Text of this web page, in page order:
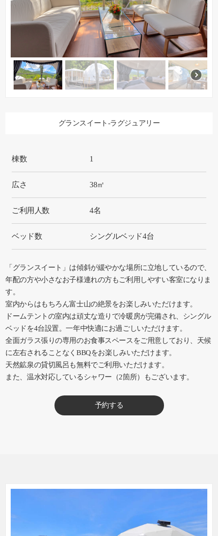
グランスイート-ラグジュアリー
棟数 1
広さ 38㎡
ご利用人数 4名
ベッド数 シングルベッド4台
「グランスイート」は傾斜が緩やかな場所に立地しているので、
年配の方や小さなお子様連れの方もご利用しやすい客室になりま
す。
室内からはもちろん富士山の絶景をお楽しみいただけます。
ドームテントの室内は頑丈な造りで冷暖房が完備され、シングル
ベッドを4台設置。一年中快適にお過ごしいただけます。
全面ガラス張りの専用のお食事スペースをご用意しており、天候
に左右されることなくBBQをお楽しみいただけます。
天然鉱泉の貸切風呂も無料でご利用いただけます。
また、温水対応しているシャワー（2箇所）もございます。
予約する